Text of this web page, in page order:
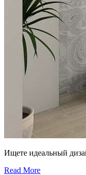
Ищете идеальный
Read More